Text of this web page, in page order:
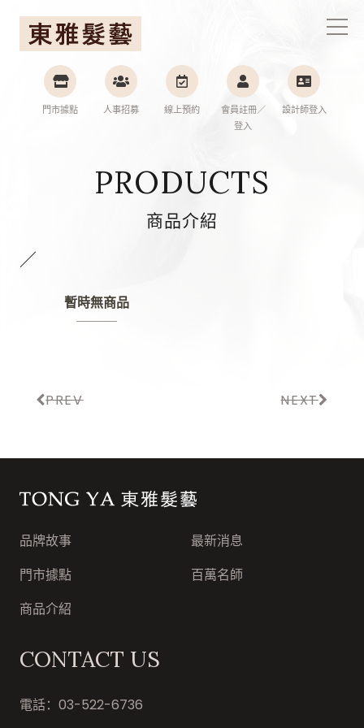
門市據點 人事招募 線上預約
會員註冊／
登入
設計師登入
PRODUCTS
商品介紹
／
暫時無商品
PREV NEXT
品牌故事
最新消息
門市據點
百萬名師
商品介紹
CONTACT US
電話： 03-522-6736